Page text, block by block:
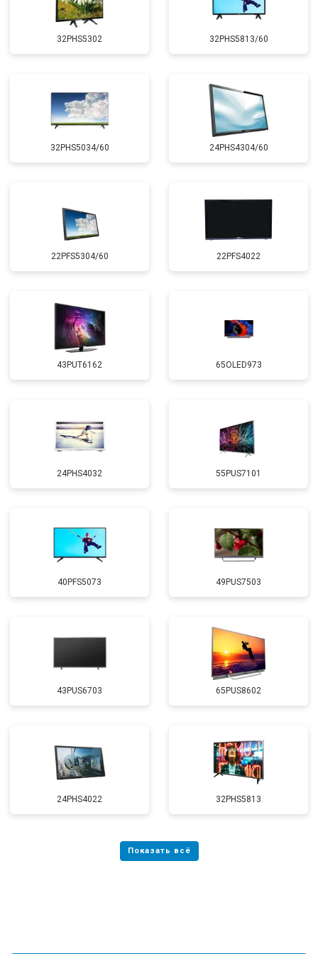
32PHS5302 32PHS5813/60
32PHS5034/60 24PHS4304/60
22PFS5304/60 22PFS4022
43PUT6162 65OLED973
24PHS4032 55PUS7101
40PFS5073 49PUS7503
43PUS6703 65PUS8602
24PHS4022 32PHS5813